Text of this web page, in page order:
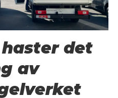
haster det
av